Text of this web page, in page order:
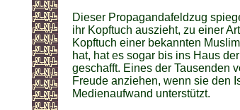
Dieser Propagandafeldzug
ihr Kopftuch auszieht, zu einer
Kopftuch einer bekannten
hat, hat es sogar bis ins Haus
geschafft. Eines der Tausenden
Freude anziehen, wenn sie den
Medienaufwand unterstützt.